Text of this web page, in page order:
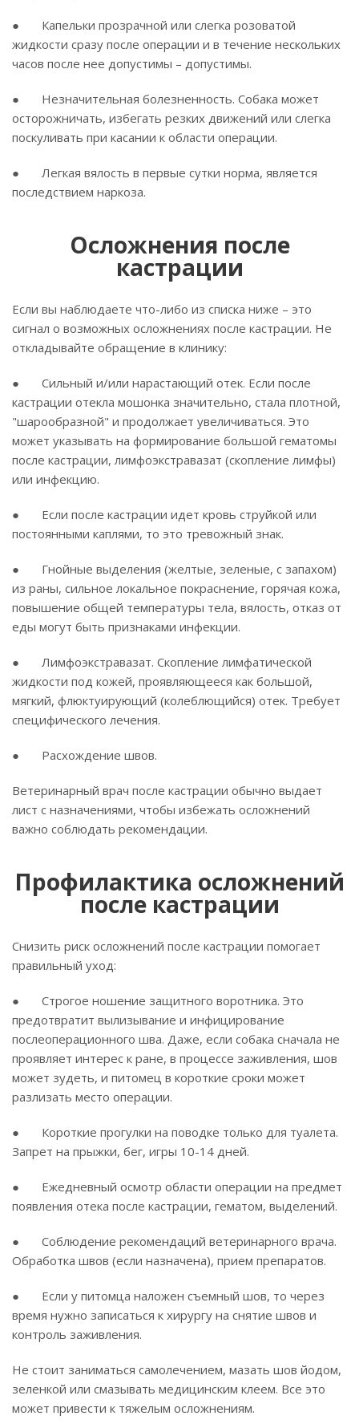
● Капельки прозрачной или слегка розоватой
жидкости сразу после операции и в течение нескольких
часов после нее допустимы – допустимы.
● Незначительная болезненность. Собака может
осторожничать, избегать резких движений или слегка
поскуливать при касании к области операции.
● Легкая вялость в первые сутки норма, является
последствием наркоза.
Осложнения после
кастрации
Если вы наблюдаете что-либо из списка ниже – это
сигнал о возможных осложнениях после кастрации. Не
откладывайте обращение в клинику:
● Сильный и/или нарастающий отек. Если после
кастрации отекла мошонка значительно, стала плотной,
"шарообразной" и продолжает увеличиваться. Это
может указывать на формирование большой гематомы
после кастрации, лимфоэкстравазат (скопление лимфы)
или инфекцию.
● Если после кастрации идет кровь струйкой или
постоянными каплями, то это тревожный знак.
● Гнойные выделения (желтые, зеленые, с запахом)
из раны, сильное локальное покраснение, горячая кожа,
повышение общей температуры тела, вялость, отказ от
еды могут быть признаками инфекции.
● Лимфоэкстравазат. Скопление лимфатической
жидкости под кожей, проявляющееся как большой,
мягкий, флюктуирующий (колеблющийся) отек. Требует
специфического лечения.
● Расхождение швов.
Ветеринарный врач после кастрации обычно выдает
лист с назначениями, чтобы избежать осложнений
важно соблюдать рекомендации.
Профилактика осложнений
после кастрации
Снизить риск осложнений после кастрации помогает
правильный уход:
● Строгое ношение защитного воротника. Это
предотвратит вылизывание и инфицирование
послеоперационного шва. Даже, если собака сначала не
проявляет интерес к ране, в процессе заживления, шов
может зудеть, и питомец в короткие сроки может
разлизать место операции.
● Короткие прогулки на поводке только для туалета.
Запрет на прыжки, бег, игры 10-14 дней.
● Ежедневный осмотр области операции на предмет
появления отека после кастрации, гематом, выделений.
● Соблюдение рекомендаций ветеринарного врача.
Обработка швов (если назначена), прием препаратов.
● Если у питомца наложен съемный шов, то через
время нужно записаться к хирургу на снятие швов и
контроль заживления.
Не стоит заниматься самолечением, мазать шов йодом,
зеленкой или смазывать медицинским клеем. Все это
может привести к тяжелым осложнениям.